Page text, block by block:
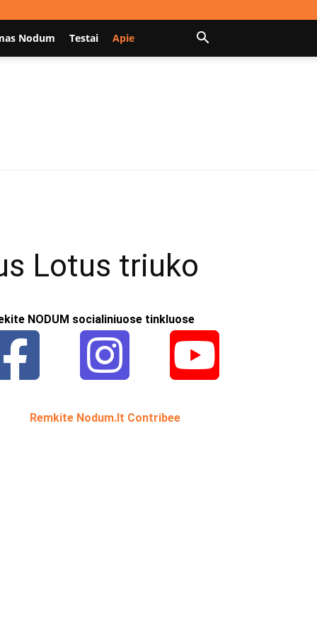
Nodum Testai Apie
Lotus triuko
NODUM socialiniuose tinkluose
Remkite Nodum.lt Contribee